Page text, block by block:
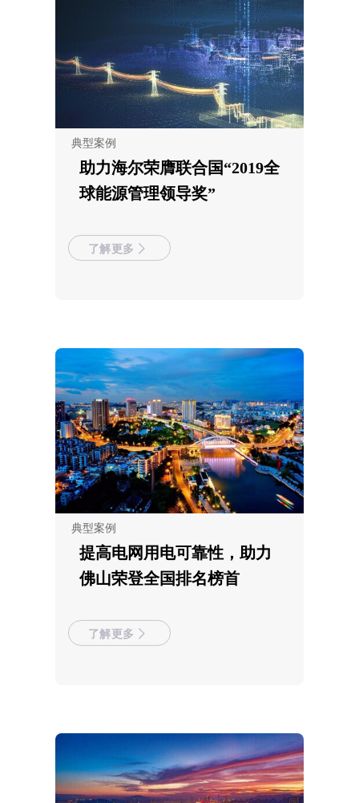
典型案例
助力海尔荣膺联合国“2019全
球能源管理领导奖”
了解更多
典型案例
提高电网用电可靠性，助力
佛山荣登全国排名榜首
了解更多